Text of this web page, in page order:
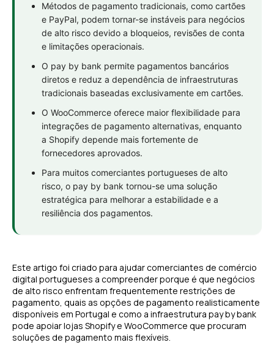
Métodos de pagamento tradicionais, como cartões
e PayPal, podem tornar-se instáveis para negócios
de alto risco devido a bloqueios, revisões de conta
e limitações operacionais.
O pay by bank permite pagamentos bancários
diretos e reduz a dependência de infraestruturas
tradicionais baseadas exclusivamente em cartões.
O WooCommerce oferece maior flexibilidade para
integrações de pagamento alternativas, enquanto
a Shopify depende mais fortemente de
fornecedores aprovados.
Para muitos comerciantes portugueses de alto
risco, o pay by bank tornou-se uma solução
estratégica para melhorar a estabilidade e a
resiliência dos pagamentos.
Este artigo foi criado para ajudar comerciantes de comércio
digital portugueses a compreender porque é que negócios
de alto risco enfrentam frequentemente restrições de
pagamento, quais as opções de pagamento realisticamente
disponíveis em Portugal e como a infraestrutura pay by bank
pode apoiar lojas Shopify e WooCommerce que procuram
soluções de pagamento mais flexíveis.